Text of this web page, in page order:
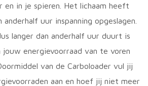
en in je spieren. Het lichaam heeft
anderhalf uur inspanning opgeslagen.
langer dan anderhalf uur duurt is
jouw energievoorraad van te voren
van de Carboloader vul jij
aan en hoef jij niet meer